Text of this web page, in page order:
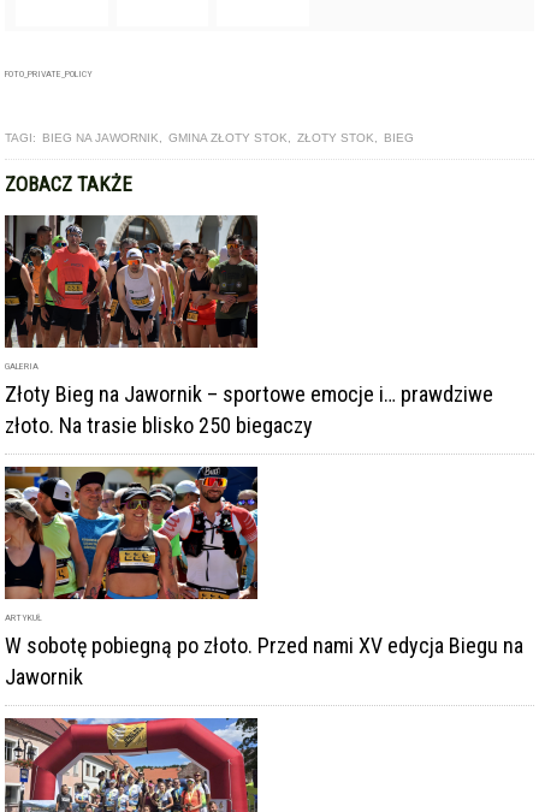
FOTO_PRIVATE_POLICY
TAGI: BIEG NA JAWORNIK GMINA ZŁOTY STOK ZŁOTY STOK BIEG
ZOBACZ TAKŻE
GALERIA
Złoty Bieg na Jawornik – sportowe emocje i… prawdziwe
złoto. Na trasie blisko 250 biegaczy
ARTYKUŁ
W sobotę pobiegną po złoto. Przed nami XV edycja Biegu na
Jawornik